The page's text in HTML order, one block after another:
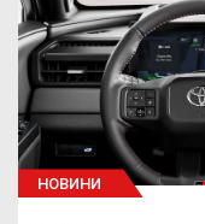
НОВИНИ